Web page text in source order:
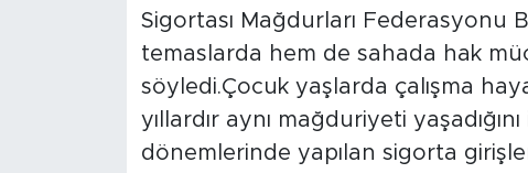
Sigortası Mağdurları Federasyonu
temaslarda hem de sahada hak
söyledi.Çocuk yaşlarda çalışma
yıllardır aynı mağduriyeti
dönemlerinde yapılan sigorta